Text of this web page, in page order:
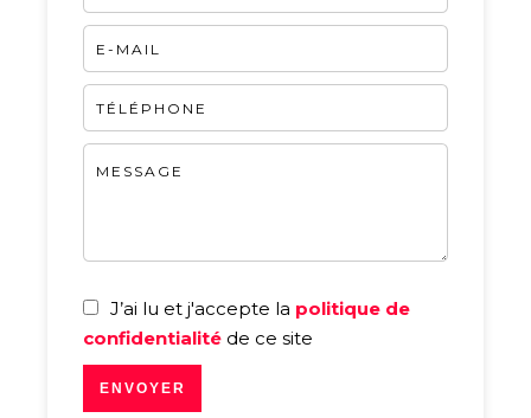
J’ai lu et j'accepte la politique de
confidentialité de ce site
ENVOYER